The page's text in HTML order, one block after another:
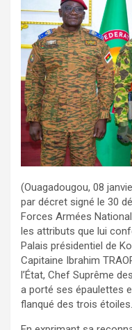
(Ouagadougou, 08
par décret signé le 30
Forces Armées
les attributs que lui
Palais présidentiel de
Capitaine Ibrahim
l’État, Chef Suprême
a porté ses épaulettes
flanqué des trois étoiles.